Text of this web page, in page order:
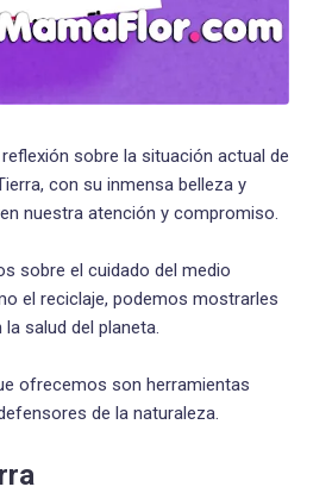
sobre la situación actual de
con su inmensa belleza y
nuestra atención y compromiso.
sobre el cuidado del medio
el reciclaje, podemos mostrarles
salud del planeta.
ofrecemos son herramientas
de la naturaleza.